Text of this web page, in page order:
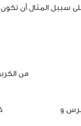
المثال أن تكون
و